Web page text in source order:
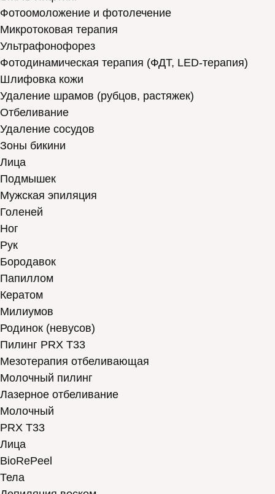
Фотоомоложение и фотолечение
Микротоковая терапия
Ультрафонофорез
Фотодинамическая терапия (ФДТ, LED-терапия)
Шлифовка кожи
Удаление шрамов (рубцов, растяжек)
Отбеливание
Удаление сосудов
Зоны бикини
Лица
Подмышек
Мужская эпиляция
Голеней
Ног
Рук
Бородавок
Папиллом
Кератом
Милиумов
Родинок (невусов)
Пилинг PRX T33
Мезотерапия отбеливающая
Молочный пилинг
Лазерное отбеливание
Молочный
PRX T33
Лица
BioRePeel
Тела